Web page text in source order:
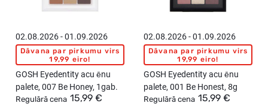
02.08.2026 - 01.09.2026
Dāvana par pirkumu virs
19,99 eiro!
GOSH Eyedentity acu ēnu
palete, 007 Be Honey, 1gab.
Regulārā cena 15,99 €
02.08.2026 - 01.09.2026
Dāvana par pirkumu virs
19,99 eiro!
GOSH Eyedentity acu ēnu
palete, 001 Be Honest, 8g
Regulārā cena 15,99 €